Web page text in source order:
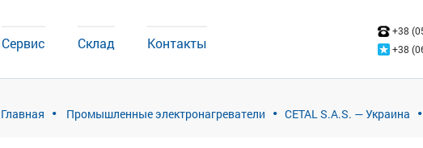
Сервис Склад Контакты
+38
+38
Главная Промышленные электронагреватели CETAL S.A.S. — Украина